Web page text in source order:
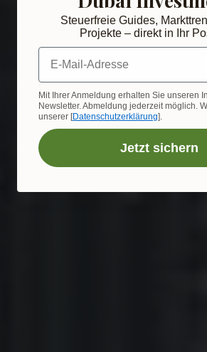
Steuerfreie Guides,
Projekte – direkt in Ihr
E-Mail-Adresse
Mit Ihrer Anmeldung erhalten Sie unseren
Newsletter. Abmeldung jederzeit möglich.
unserer [Datenschutzerklärung].
Jetzt sichern